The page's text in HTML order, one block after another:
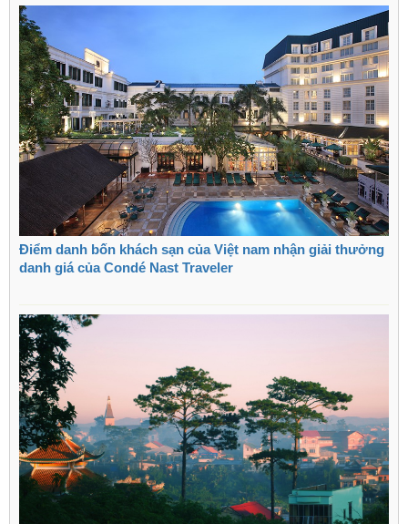
Điểm danh bốn khách sạn của Việt nam nhận giải thưởng
danh giá của Condé Nast Traveler